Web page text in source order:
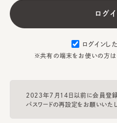
ログインし
※共有の端末をお使いの方は
2023年7月14日以前に会員登録
パスワードの再設定をお願いいたし